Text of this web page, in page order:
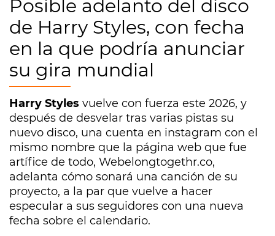
Posible adelanto del disco
de Harry Styles, con fecha
en la que podría anunciar
su gira mundial
Harry Styles vuelve con fuerza este 2026, y
después de desvelar tras varias pistas su
nuevo disco, una cuenta en instagram con el
mismo nombre que la página web que fue
artífice de todo, Webelongtogethr.co,
adelanta cómo sonará una canción de su
proyecto, a la par que vuelve a hacer
especular a sus seguidores con una nueva
fecha sobre el calendario.